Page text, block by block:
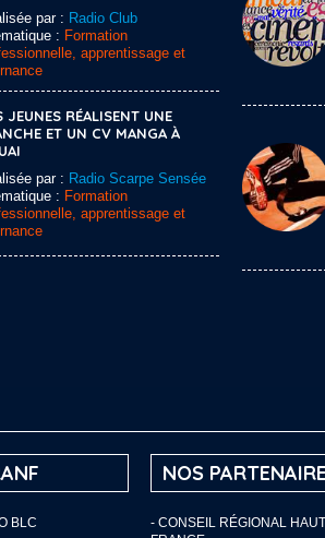
par : Radio Club
: Formation
apprentissage et
JEUNES RÉALISENT UNE
ET UN CV MANGA À
par : Radio Scarpe Sensée
: Formation
apprentissage et
BLC
NOS
- CONSEIL RÉGIONAL